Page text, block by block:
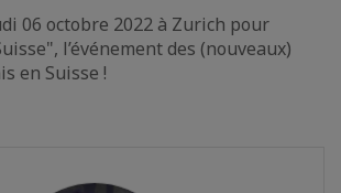
06 octobre 2022 à Zurich pour
l’événement des (nouveaux)
en Suisse !